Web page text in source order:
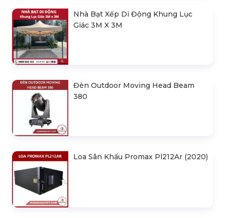
Nhà Bạt Xếp Di Động Khung Lục
Giác 3M X 3M
Đèn Outdoor Moving Head Beam
380
Loa Sân Khấu Promax Pl212Ar (2020)